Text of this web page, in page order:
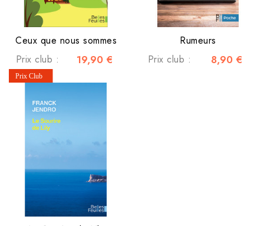
Ceux que nous sommes
Prix club :
19,90 €
Rumeurs
Prix club :
8,90 €